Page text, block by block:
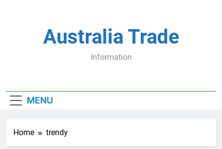
Australia Trade
Information
MENU
Home trendy